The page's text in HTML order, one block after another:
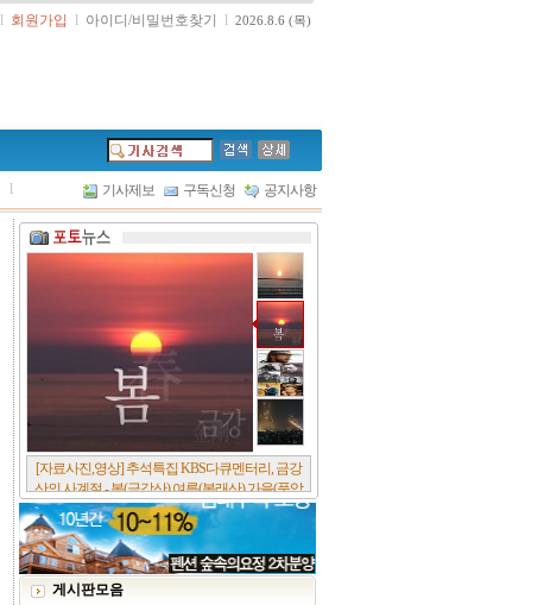
l 회원가입 l 아이디/비밀번호찾기 l 2026.8.6 (목)
l 기사제보 구독신청 공지사항
[서울포스트논단] 담배에 관한 추억, 연도별 우리
나라 금연정책 및 금연구역 확대 추이, 정부가 아
무리 더 해롭다고 사기를 쳐대도 피워 본 사람은
다 안다, 전자담배시장은 10년새 폭발적 증가세..
[시사저널 인터뷰] 윤방부 연세대 의대 명예교수,
"골초에게 전자담배를 허하라"
게시판모음